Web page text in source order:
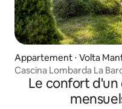
Appartement ⋅ Volta
Cascina Lombarda La
Le confort d'un